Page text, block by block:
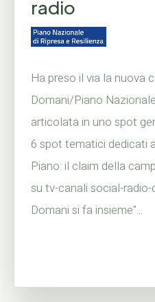
radio
Ha preso il via la nuova
Domani/Piano
articolata in uno spot
6 spot tematici dedicati
Piano: il claim della
su tv-canali social-
Domani si fa insieme"...